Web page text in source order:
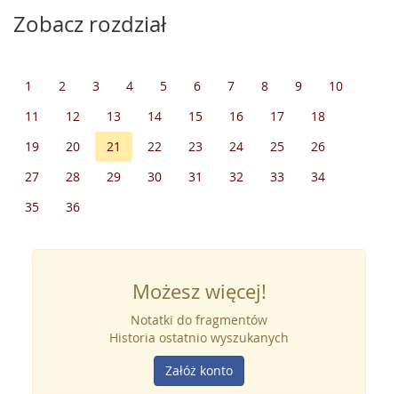
Zobacz rozdział
1 2 3 4 5 6 7 8 9
10
11
12 13 14 15 16 17
18
19
20 21 22 23 24 25
26
27
28 29 30 31 32 33
34
35
36
Możesz więcej!
Notatki do fragmentów
Historia ostatnio wyszukanych
Załóż konto